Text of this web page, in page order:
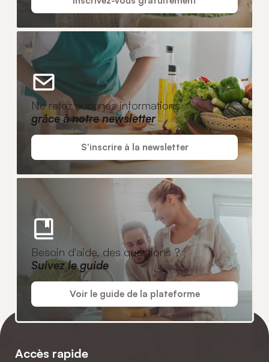
Ne ratez aucunes informations
grâce à notre newsletter
S'inscrire à la newsletter
Besoin d'aide, des questions ?
Suivez le guide
Voir le guide de la plateforme
Accès rapide